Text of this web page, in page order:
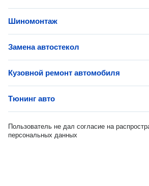
Шиномонтаж
Замена автостекол
Кузовной ремонт автомобиля
Тюнинг авто
Пользователь не дал согласие на
персональных данных